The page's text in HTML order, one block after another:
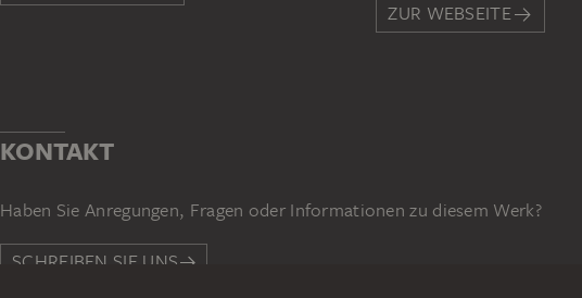
ZUR WEBSEITE
KONTAKT
Haben Sie Anregungen, Fragen oder Informationen zu diesem Werk?
SCHREIBEN SIE UNS